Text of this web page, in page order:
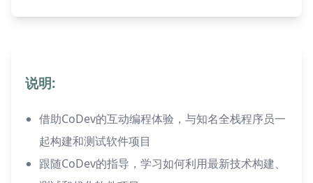
说明:
借助CoDev的互动编程体验，与知名全栈程序员一
起构建和测试软件项目
跟随CoDev的指导，学习如何利用最新技术构建、